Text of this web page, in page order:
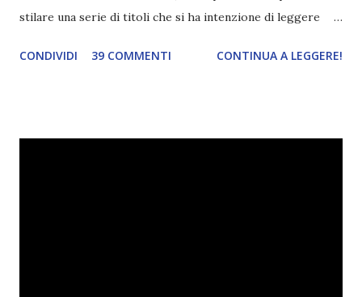
stilare una serie di titoli che si ha intenzione di leggere
una rubrica per tenere sotto controllo le reading
CONDIVIDI 39 COMMENTI CONTINUA A LEGGERE!